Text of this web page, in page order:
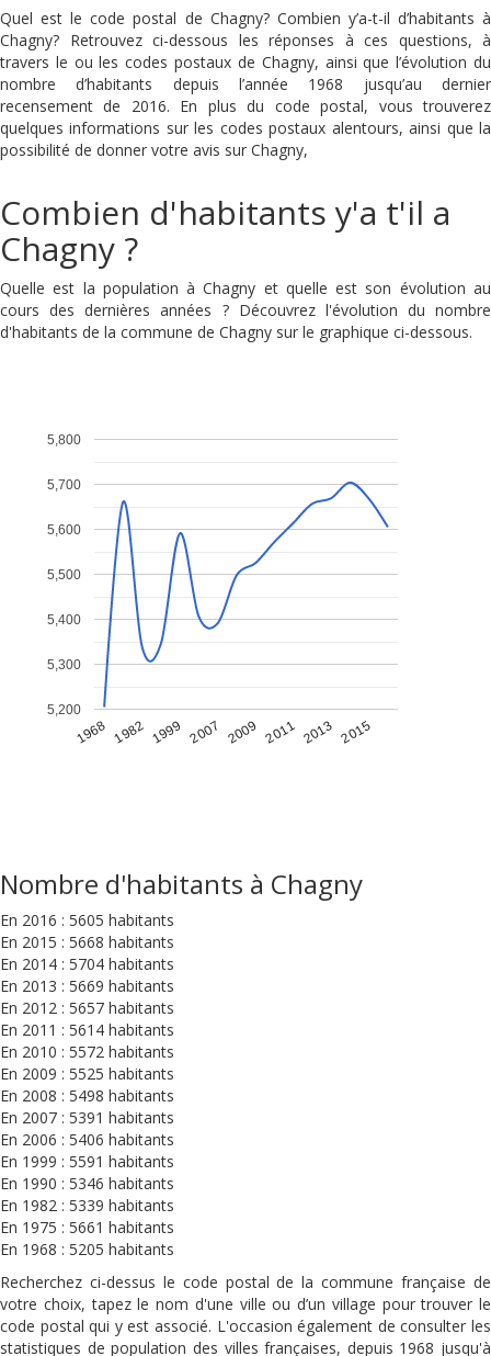
Quel est le code postal de Chagny? Combien y’a-t-il d’habitants à
Chagny? Retrouvez ci-dessous les réponses à ces questions, à
travers le ou les codes postaux de Chagny, ainsi que l’évolution du
nombre d’habitants depuis l’année 1968 jusqu’au dernier
recensement de 2016. En plus du code postal, vous trouverez
quelques informations sur les codes postaux alentours, ainsi que la
possibilité de donner votre avis sur Chagny,
Combien d'habitants y'a t'il a
Chagny ?
Quelle est la population à Chagny et quelle est son évolution au
cours des dernières années ? Découvrez l'évolution du nombre
d'habitants de la commune de Chagny sur le graphique ci-dessous.
1968 1982 1999 2007 2009 2011 2013 2015
5,200
5,300
5,400
5,500
5,600
5,700
5,800
Nombre d'habitants à Chagny
En 2016 : 5605 habitants
En 2015 : 5668 habitants
En 2014 : 5704 habitants
En 2013 : 5669 habitants
En 2012 : 5657 habitants
En 2011 : 5614 habitants
En 2010 : 5572 habitants
En 2009 : 5525 habitants
En 2008 : 5498 habitants
En 2007 : 5391 habitants
En 2006 : 5406 habitants
En 1999 : 5591 habitants
En 1990 : 5346 habitants
En 1982 : 5339 habitants
En 1975 : 5661 habitants
En 1968 : 5205 habitants
Recherchez ci-dessus le code postal de la commune française de
votre choix, tapez le nom d'une ville ou d’un village pour trouver le
code postal qui y est associé. L'occasion également de consulter les
statistiques de population des villes françaises, depuis 1968 jusqu'à